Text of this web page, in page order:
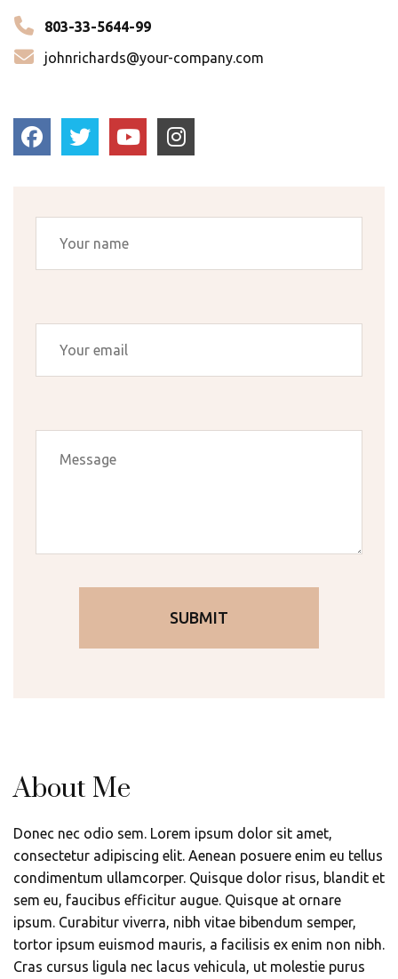
803-33-5644-99
johnrichards@your-company.com
About Me
Donec nec odio sem. Lorem ipsum dolor sit amet,
consectetur adipiscing elit. Aenean posuere enim eu tellus
condimentum ullamcorper. Quisque dolor risus, blandit et
sem eu, faucibus efficitur augue. Quisque at ornare
ipsum. Curabitur viverra, nibh vitae bibendum semper,
tortor ipsum euismod mauris, a facilisis ex enim non nibh.
Cras cursus ligula nec lacus vehicula, ut molestie purus